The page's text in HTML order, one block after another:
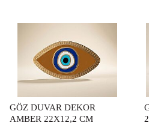
GÖZ DUVAR DEKOR
AMBER 22X12,2 CM